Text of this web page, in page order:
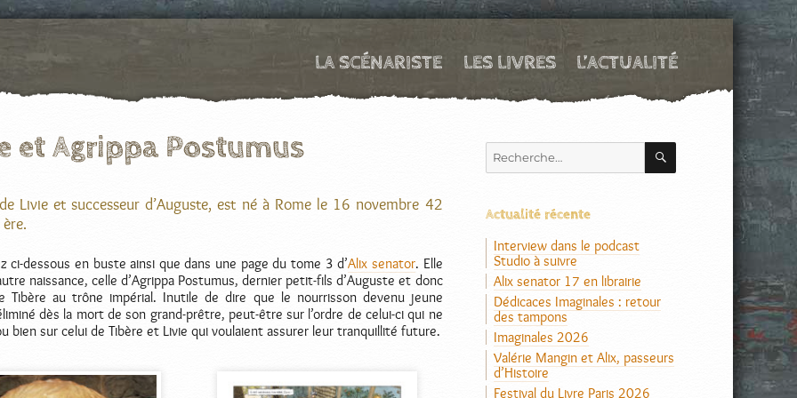
LA SCÉNARISTE LES LIVRES L’ACTUALITÉ
et Agrippa Postumus
Livie et successeur d’Auguste, est né à Rome le 16 novembre 42
ci-dessous en buste ainsi que dans une page du tome 3 d’Alix senator. Elle
naissance, celle d’Agrippa Postumus, dernier petit-fils d’Auguste et donc
Tibère au trône impérial. Inutile de dire que le nourrisson devenu jeune
dès la mort de son grand-prêtre, peut-être sur l’ordre de celui-ci qui ne
bien sur celui de Tibère et Livie qui voulaient assurer leur tranquillité future.
Recherche
pour :
RECHERCHE
Actualité récente
Interview dans le podcast
Studio à suivre
Alix senator 17 en librairie
Dédicaces Imaginales : retour
des tampons
Imaginales 2026
Valérie Mangin et Alix, passeurs
d’Histoire
Festival du Livre Paris 2026